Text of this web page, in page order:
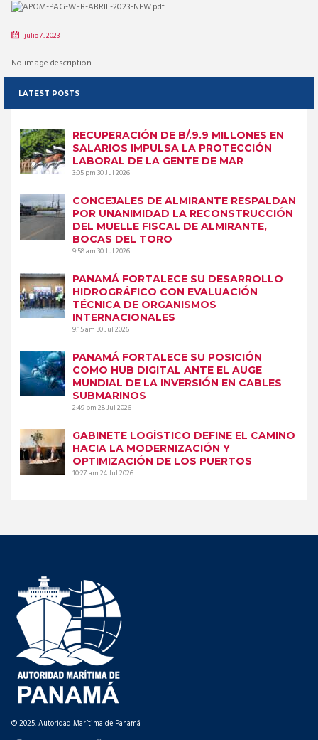
julio 7, 2023
No image description ...
LATEST POSTS
RECUPERACIÓN DE B/.9.9 MILLONES EN
SALARIOS IMPULSA LA PROTECCIÓN
LABORAL DE LA GENTE DE MAR
3:05 pm30 Jul 2026
CONCEJALES DE ALMIRANTE RESPALDAN
POR UNANIMIDAD LA RECONSTRUCCIÓN
DEL MUELLE FISCAL DE ALMIRANTE,
BOCAS DEL TORO
9:58 am30 Jul 2026
PANAMÁ FORTALECE SU DESARROLLO
HIDROGRÁFICO CON EVALUACIÓN
TÉCNICA DE ORGANISMOS
INTERNACIONALES
9:15 am30 Jul 2026
PANAMÁ FORTALECE SU POSICIÓN
COMO HUB DIGITAL ANTE EL AUGE
MUNDIAL DE LA INVERSIÓN EN CABLES
SUBMARINOS
2:49 pm28 Jul 2026
GABINETE LOGÍSTICO DEFINE EL CAMINO
HACIA LA MODERNIZACIÓN Y
OPTIMIZACIÓN DE LOS PUERTOS
10:27 am24 Jul 2026
© 2025. Autoridad Marítima de Panamá